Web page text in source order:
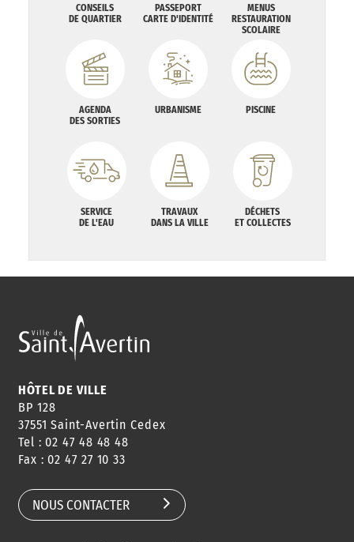
CONSEILS
DE QUARTIER
PASSEPORT
CARTE D'IDENTITÉ
MENUS
RESTAURATION
SCOLAIRE
AGENDA
DES SORTIES
URBANISME PISCINE
SERVICE
DE L'EAU
TRAVAUX
DANS LA VILLE
DÉCHETS
ET COLLECTES
HÔTEL DE VILLE
BP 128
37551 Saint-Avertin Cedex
Tel : 02 47 48 48 48
Fax : 02 47 27 10 33
NOUS CONTACTER